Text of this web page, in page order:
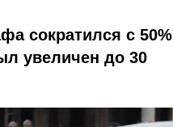
сократился с 50%
увеличен до 30